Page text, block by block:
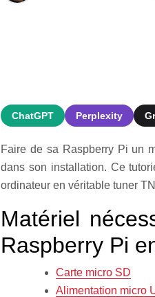
ChatGPT Perplexity
Faire de sa Raspberry Pi un
dans son installation. Ce
ordinateur en véritable tuner
Matériel
Raspberry Pi
Carte micro SD
Alimentation micro